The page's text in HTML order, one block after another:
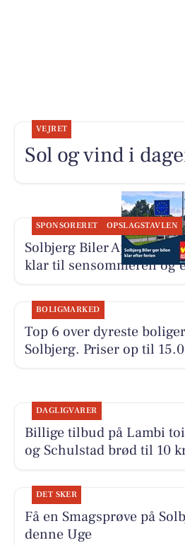
VEJRET
Sol og vind i
SPONSORERET OPSLAGSTAVLEN
Solbjerg Biler ApS
klar til sensommeren og
BOLIGMARKED
Top 6 over dyreste
Solbjerg. Priser op til
DAGLIGVARER
Billige tilbud på Lambi
og Schulstad brød til 10
DET SKER
Få en Smagsprøve på
denne Uge